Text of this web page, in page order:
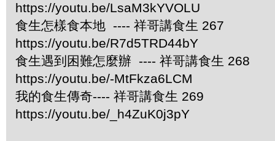
https://youtu.be/LsaM3kYVOLU
食生怎樣食本地 ---- 祥哥講食生 267
https://youtu.be/R7d5TRD44bY
食生遇到困難怎麼辦 ---- 祥哥講食生 268
https://youtu.be/-MtFkza6LCM
我的食生傳奇---- 祥哥講食生 269
https://youtu.be/_h4ZuK0j3pY